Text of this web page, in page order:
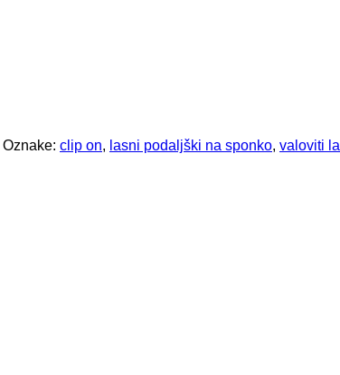
Oznake: clip on, lasni podaljški na sponko, valoviti